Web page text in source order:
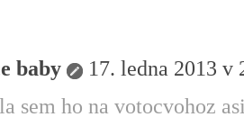
baby
17. ledna 2013 v
sem ho na votocvohoz